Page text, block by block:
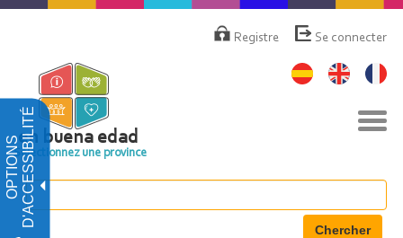
OPTIONSD'ACCESSIBILITÉ
Aller
principal
deRegistre Se connecter
la
en buena edad
Sélectionnez une province
Chercher